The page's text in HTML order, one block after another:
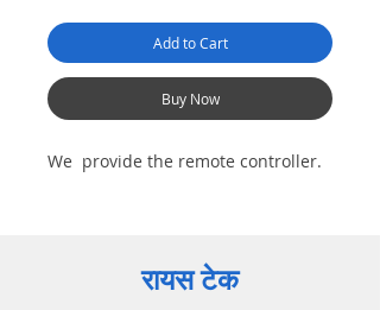
Add to Cart
Buy Now
We provide the remote controller.
रायस टेक